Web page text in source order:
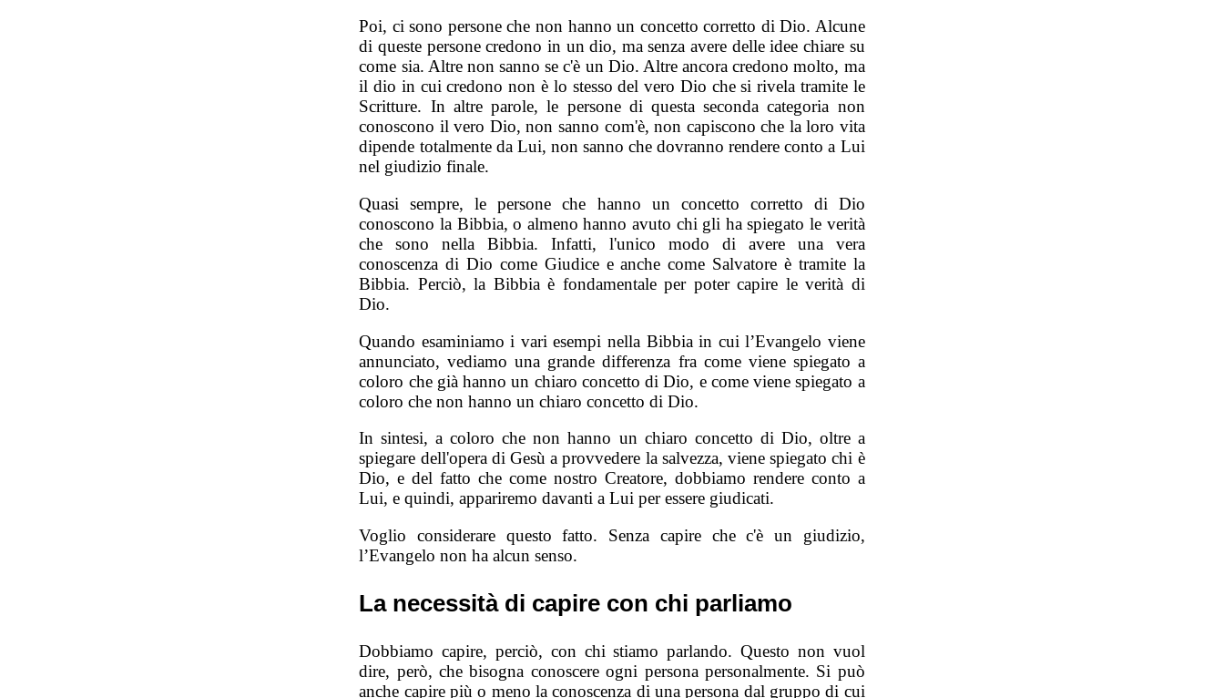
Poi, ci sono persone che non hanno un concetto corretto di Dio. Alcune
di queste persone credono in un dio, ma senza avere delle idee chiare su
come sia. Altre non sanno se c'è un Dio. Altre ancora credono molto, ma
il dio in cui credono non è lo stesso del vero Dio che si rivela tramite le
Scritture. In altre parole, le persone di questa seconda categoria non
conoscono il vero Dio, non sanno com'è, non capiscono che la loro vita
dipende totalmente da Lui, non sanno che dovranno rendere conto a Lui
nel giudizio finale.
Quasi sempre, le persone che hanno un concetto corretto di Dio
conoscono la Bibbia, o almeno hanno avuto chi gli ha spiegato le verità
che sono nella Bibbia. Infatti, l'unico modo di avere una vera
conoscenza di Dio come Giudice e anche come Salvatore è tramite la
Bibbia. Perciò, la Bibbia è fondamentale per poter capire le verità di
Dio.
Quando esaminiamo i vari esempi nella Bibbia in cui l’Evangelo viene
annunciato, vediamo una grande differenza fra come viene spiegato a
coloro che già hanno un chiaro concetto di Dio, e come viene spiegato a
coloro che non hanno un chiaro concetto di Dio.
In sintesi, a coloro che non hanno un chiaro concetto di Dio, oltre a
spiegare dell'opera di Gesù a provvedere la salvezza, viene spiegato chi è
Dio, e del fatto che come nostro Creatore, dobbiamo rendere conto a
Lui, e quindi, appariremo davanti a Lui per essere giudicati.
Voglio considerare questo fatto. Senza capire che c'è un giudizio,
l’Evangelo non ha alcun senso.
La necessità di capire con chi parliamo
Dobbiamo capire, perciò, con chi stiamo parlando. Questo non vuol
dire, però, che bisogna conoscere ogni persona personalmente. Si può
anche capire più o meno la conoscenza di una persona dal gruppo di cui